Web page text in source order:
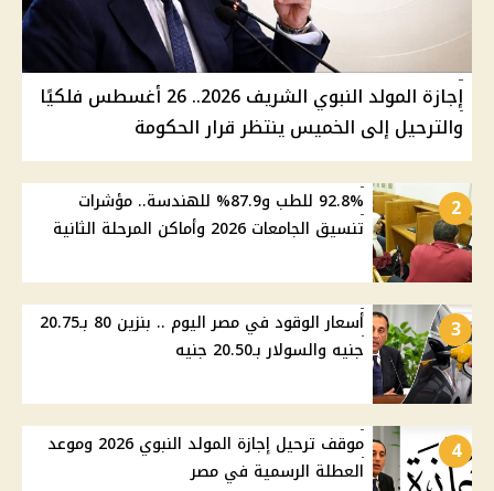
إجازة المولد النبوي الشريف 2026.. 26 أغسطس فلكيًا
والترحيل إلى الخميس ينتظر قرار الحكومة
2
92.8% للطب و87.9% للهندسة.. مؤشرات
تنسيق الجامعات 2026 وأماكن المرحلة الثانية
3
أسعار الوقود في مصر اليوم .. بنزين 80 بـ20.75
جنيه والسولار بـ20.50 جنيه
4
موقف ترحيل إجازة المولد النبوي 2026 وموعد
العطلة الرسمية في مصر